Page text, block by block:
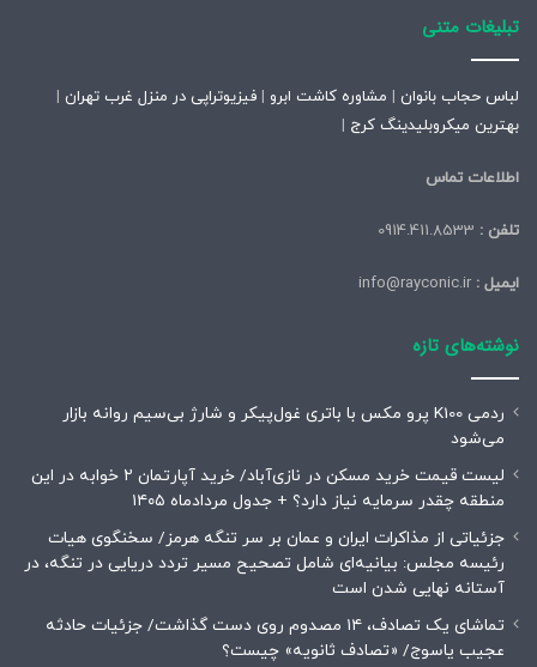
تبلیغات متنی
لباس حجاب بانوان | مشاوره کاشت ابرو | فیزیوتراپی در منزل غرب تهران |
بهترین میکروبلیدینگ کرج |
اطلاعات تماس
تلفن :
ایمیل :
نوشته‌های تازه
ردمی K100 پرو مکس با باتری غول‌پیکر و شارژ بی‌سیم روانه بازار
می‌شود
لیست قیمت خرید مسکن در نازی‌آباد/ خرید آپارتمان ۲ خوابه در این
منطقه چقدر سرمایه نیاز دارد؟ + جدول مردادماه ۱۴۰۵
جزئیاتی از مذاکرات ایران و عمان بر سر تنگه هرمز/ سخنگوی هیات
رئیسه مجلس: بیانیه‌ای شامل تصحیح مسیر تردد دریایی در تنگه، در
آستانه نهایی شدن است
تماشای یک تصادف، ۱۴ مصدوم روی دست گذاشت/ جزئیات حادثه
عجیب یاسوج/ «تصادف ثانویه» چیست؟